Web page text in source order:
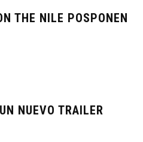
THE NILE POSPONEN
NUEVO TRAILER